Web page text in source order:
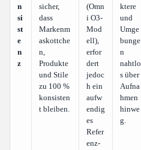
n
si
st
e
n
z
sicher,
dass
Markenm
askottche
n,
Produkte
und Stile
zu 100 %
konsisten
t bleiben.
(Omn
i O3-
Mod
ell),
erfor
dert
jedoc
h ein
aufw
endig
es
Refer
enz-
ktere
und
Umge
bunge
n
nahtlo
s über
Aufna
hmen
hinwe
g.